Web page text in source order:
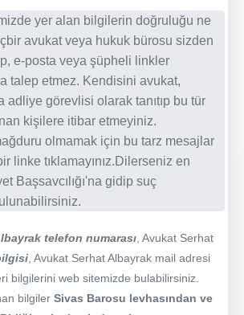
yer alan bilgilerin doğruluğu ne
avukat veya hukuk bürosu sizden
e-posta veya şüpheli linkler
talep etmez. Kendisini avukat,
adliye görevlisi olarak tanıtıp bu tür
kişilere itibar etmeyiniz.
olmamak için bu tarz mesajlar
linke tıklamayınız.Dilerseniz en
Başsavcılığı'na gidip suç
telefon numarası , Avukat Serhat
, Avukat Serhat Albayrak mail adresi
bilgilerini web sitemizde bulabilirsiniz.
bilgiler Sivas Barosu levhasından ve